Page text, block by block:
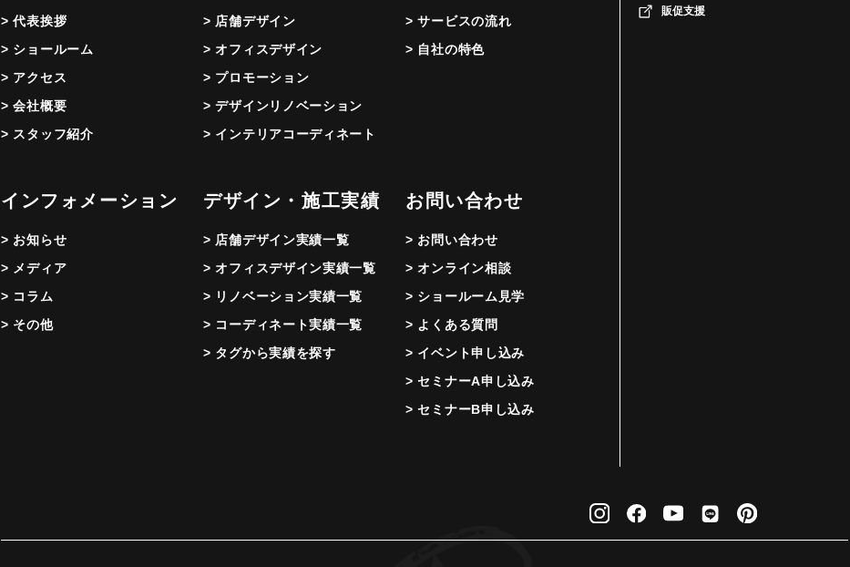
> 代表挨拶
> ショールーム
> アクセス
> 会社概要
> スタッフ紹介
> 店舗デザイン
> オフィスデザイン
> プロモーション
> デザインリノベーション
> インテリアコーディネート
> サービスの流れ
> 自社の特色
インフォメーション
> お知らせ
> メディア
> コラム
> その他
デザイン・施工実績
> 店舗デザイン実績一覧
> オフィスデザイン実績一覧
> リノベーション実績一覧
> コーディネート実績一覧
> タグから実績を探す
お問い合わせ
> お問い合わせ
> オンライン相談
> ショールーム見学
> よくある質問
> イベント申し込み
> セミナーA申し込み
> セミナーB申し込み
販促支援